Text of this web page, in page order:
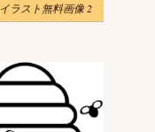
ラスト無料画像 2